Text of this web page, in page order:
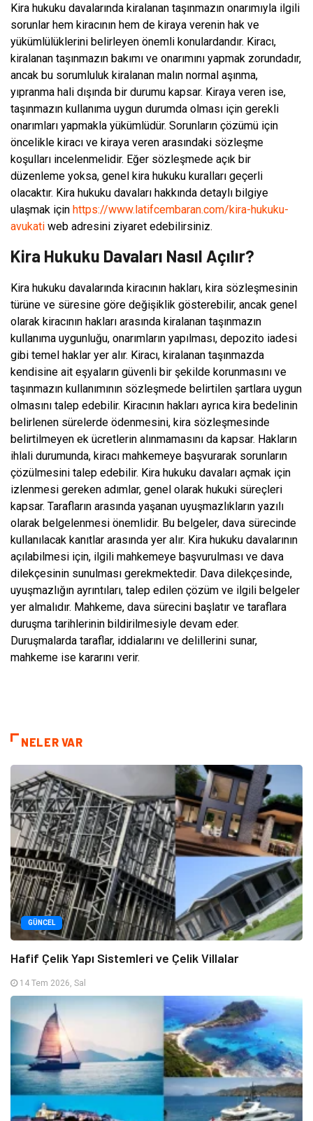
Kira hukuku davalarında kiralanan taşınmazın onarımıyla ilgili
sorunlar hem kiracının hem de kiraya verenin hak ve
yükümlülüklerini belirleyen önemli konulardandır. Kiracı,
kiralanan taşınmazın bakımı ve onarımını yapmak zorundadır,
ancak bu sorumluluk kiralanan malın normal aşınma,
yıpranma hali dışında bir durumu kapsar. Kiraya veren ise,
taşınmazın kullanıma uygun durumda olması için gerekli
onarımları yapmakla yükümlüdür. Sorunların çözümü için
öncelikle kiracı ve kiraya veren arasındaki sözleşme
koşulları incelenmelidir. Eğer sözleşmede açık bir
düzenleme yoksa, genel kira hukuku kuralları geçerli
olacaktır. Kira hukuku davaları hakkında detaylı bilgiye
ulaşmak için https://www.latifcembaran.com/kira-hukuku-
avukati web adresini ziyaret edebilirsiniz.
Kira Hukuku Davaları Nasıl Açılır?
Kira hukuku davalarında kiracının hakları, kira sözleşmesinin
türüne ve süresine göre değişiklik gösterebilir, ancak genel
olarak kiracının hakları arasında kiralanan taşınmazın
kullanıma uygunluğu, onarımların yapılması, depozito iadesi
gibi temel haklar yer alır. Kiracı, kiralanan taşınmazda
kendisine ait eşyaların güvenli bir şekilde korunmasını ve
taşınmazın kullanımının sözleşmede belirtilen şartlara uygun
olmasını talep edebilir. Kiracının hakları ayrıca kira bedelinin
belirlenen sürelerde ödenmesini, kira sözleşmesinde
belirtilmeyen ek ücretlerin alınmamasını da kapsar. Hakların
ihlali durumunda, kiracı mahkemeye başvurarak sorunların
çözülmesini talep edebilir. Kira hukuku davaları açmak için
izlenmesi gereken adımlar, genel olarak hukuki süreçleri
kapsar. Tarafların arasında yaşanan uyuşmazlıkların yazılı
olarak belgelenmesi önemlidir. Bu belgeler, dava sürecinde
kullanılacak kanıtlar arasında yer alır. Kira hukuku davalarının
açılabilmesi için, ilgili mahkemeye başvurulması ve dava
dilekçesinin sunulması gerekmektedir. Dava dilekçesinde,
uyuşmazlığın ayrıntıları, talep edilen çözüm ve ilgili belgeler
yer almalıdır. Mahkeme, dava sürecini başlatır ve taraflara
duruşma tarihlerinin bildirilmesiyle devam eder.
Duruşmalarda taraflar, iddialarını ve delillerini sunar,
mahkeme ise kararını verir.
NELER VAR
GÜNCEL
Hafif Çelik Yapı Sistemleri ve Çelik Villalar
14 Tem 2026, Sal